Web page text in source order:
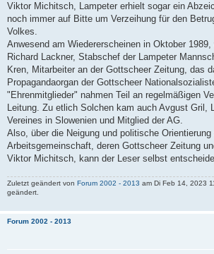
Viktor Michitsch, Lampeter erhielt sogar ein
noch immer auf Bitte um Verzeihung für den
Volkes.
Anwesend am Wiedererscheinen in Oktober 1989,
Richard Lackner, Stabschef der Lampeter
Kren, Mitarbeiter an der Gottscheer Zeitung, das
Propagandaorgan der Gottscheer
"Ehrenmitglieder" nahmen Teil an regelmäßigen
Leitung. Zu etlich Solchen kam auch Avgust Gril,
Vereines in Slowenien und Mitglied der AG.
Also, über die Neigung und politische Orientierung
Arbeitsgemeinschaft, deren Gottscheer Zeitung
Viktor Michitsch, kann der Leser selbst
Zuletzt geändert von Forum 2002 - 2013 am Di Feb 14, 2023
geändert.
Forum 2002 - 2013